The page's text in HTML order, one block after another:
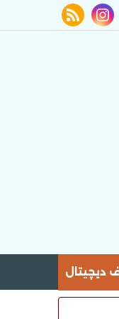
instagram
rss feed
ديچيتال